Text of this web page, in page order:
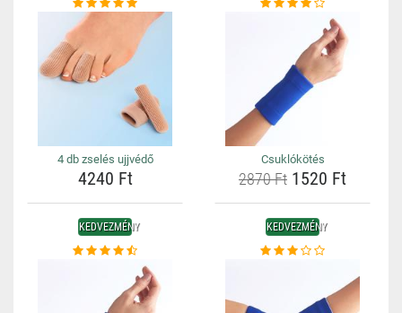
4 db zselés ujjvédő
4240 Ft
Csuklókötés
2870 Ft 1520 Ft
KEDVEZMÉNY KEDVEZMÉNY